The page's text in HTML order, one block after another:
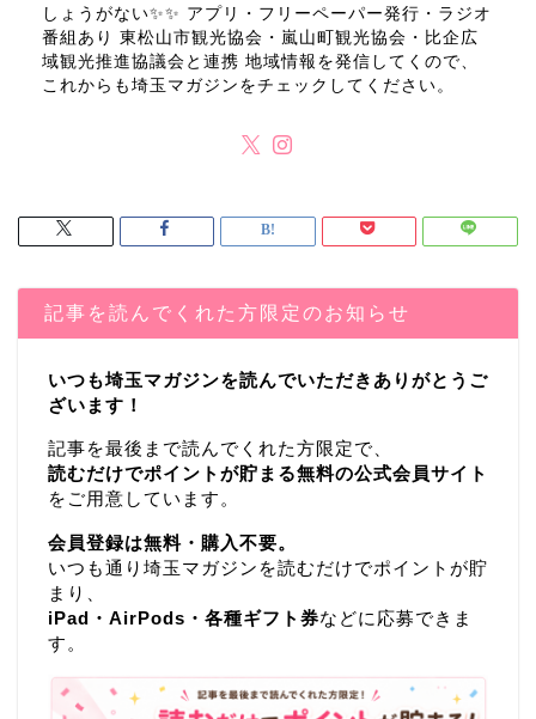
しょうがない✨✨ アプリ・フリーペーパー発行・ラジオ
番組あり 東松山市観光協会・嵐山町観光協会・比企広
域観光推進協議会と連携 地域情報を発信してくので、
これからも埼玉マガジンをチェックしてください。
記事を読んでくれた方限定のお知らせ
いつも埼玉マガジンを読んでいただきありがとうご
ざいます！
記事を最後まで読んでくれた方限定で、
読むだけでポイントが貯まる無料の公式会員サイト
をご用意しています。
会員登録は無料・購入不要。
いつも通り埼玉マガジンを読むだけでポイントが貯
まり、
iPad・AirPods・各種ギフト券などに応募できま
す。